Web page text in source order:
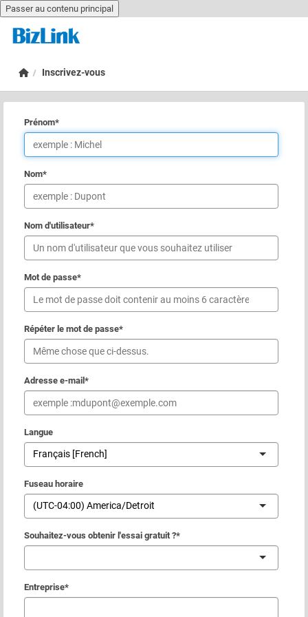
Passer au contenu principal
Passer au contenu principal
AccueilInscrivez-vous
Prénom*
Nom*
Nom d'utilisateur*
Mot de passe*
Répéter le mot de passe*
Adresse e-mail *
Langue
Français [French]
Fuseau horaire
(UTC-04:00) America/Detroit
Souhaitez-vous obtenir l'essai gratuit ?*
Entreprise*